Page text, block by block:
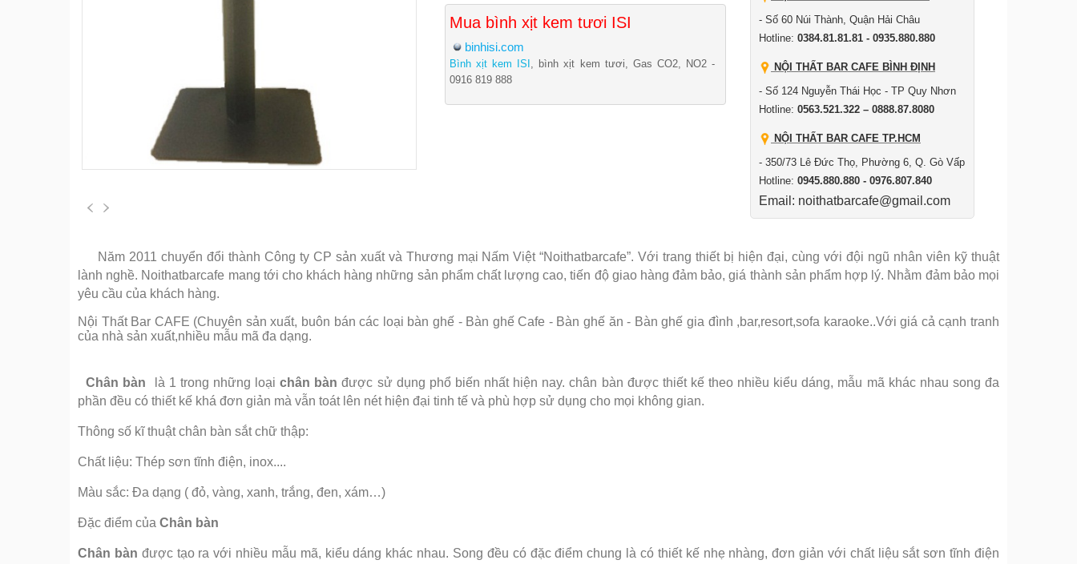
Mua bình xịt kem tươi ISI
binhisi.com
Bình xịt kem ISI , bình xịt kem tươi, Gas CO2, NO2 -
0916 819 888
- Số 60 Núi Thành, Quận Hải Châu
Hotline: 0384.81.81.81 - 0935.880.880
NỘI THẤT BAR CAFE BÌNH ĐỊNH
- Số 124 Nguyễn Thái Học - TP Quy Nhơn
Hotline: 0563.521.322 – 0888.87.8080
NỘI THẤT BAR CAFE TP.HCM
- 350/73 Lê Đức Thọ, Phường 6, Q. Gò Vấp
Hotline: 0945.880.880 - 0976.807.840
Email: noithatbarcafe@gmail.com
Năm 2011 chuyển đổi thành Công ty CP sản xuất và Thương mại Nấm Việt “Noithatbarcafe”. Với trang thiết bị hiện đại, cùng với đội ngũ nhân viên kỹ thuật
lành nghề. Noithatbarcafe mang tới cho khách hàng những sản phẩm chất lượng cao, tiến độ giao hàng đảm bảo, giá thành sản phẩm hợp lý. Nhằm đảm bảo mọi
yêu cầu của khách hàng.
Nội Thất Bar CAFE (Chuyên sản xuất, buôn bán các loại bàn ghế - Bàn ghế Cafe - Bàn ghế ăn - Bàn ghế gia đình ,bar,resort,sofa karaoke..Với giá cả cạnh tranh
của nhà sản xuất,nhiều mẫu mã đa dạng.
Chân bàn là 1 trong những loạichân bàn được sử dụng phổ biến nhất hiện nay. chân bàn được thiết kế theo nhiều kiểu dáng, mẫu mã khác nhau song đa
phần đều có thiết kế khá đơn giản mà vẫn toát lên nét hiện đại tinh tế và phù hợp sử dụng cho mọi không gian.
Thông số kĩ thuật chân bàn sắt chữ thập:
Chất liệu: Thép sơn tĩnh điện, inox....
Màu sắc: Đa dạng ( đỏ, vàng, xanh, trắng, đen, xám…)
Đặc điểm của Chân bàn
Chân bàn được tạo ra với nhiều mẫu mã, kiểu dáng khác nhau. Song đều có đặc điểm chung là có thiết kế nhẹ nhàng, đơn giản với chất liệu sắt sơn tĩnh điện